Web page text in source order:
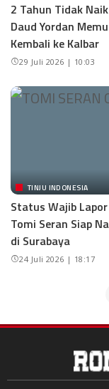
2 Tahun Tidak
Daud Yordan
Kembali ke Kalbar
29 Juli 2026 | 10:03
TINJU INDONESIA
Status Wajib
Tomi Seran Siap
di Surabaya
24 Juli 2026 | 18:17